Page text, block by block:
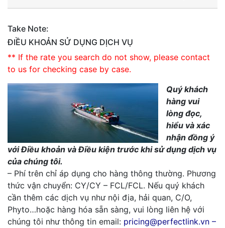
Take Note:
ĐIỀU KHOẢN SỬ DỤNG DỊCH VỤ
** If the rate you search do not show, please contact
to us for checking case by case.
Quý khách
hàng vui
lòng đọc,
hiểu và xác
nhận đồng ý
với Điều khoản và Điều kiện trước khi sử dụng dịch vụ
của chúng tôi.
– Phí trên chỉ áp dụng cho hàng thông thường. Phương
thức vận chuyển: CY/CY – FCL/FCL. Nếu quý khách
cần thêm các dịch vụ như nội địa, hải quan, C/O,
Phyto…hoặc hàng hóa sẵn sàng, vui lòng liên hệ với
chúng tôi như thông tin email: pricing@perfectlink.vn –